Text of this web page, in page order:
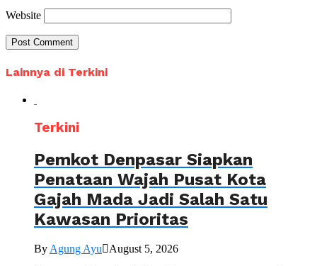
Website
Lainnya di Terkini
Terkini
Pemkot Denpasar Siapkan
Penataan Wajah Pusat Kota
Gajah Mada Jadi Salah Satu
Kawasan Prioritas
ByAgung Ayu August 5, 2026